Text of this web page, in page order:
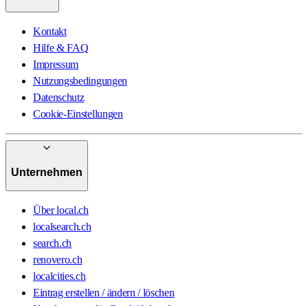
Kontakt
Hilfe & FAQ
Impressum
Nutzungsbedingungen
Datenschutz
Cookie-Einstellungen
Unternehmen
Über local.ch
localsearch.ch
search.ch
renovero.ch
localcities.ch
Eintrag erstellen / ändern / löschen